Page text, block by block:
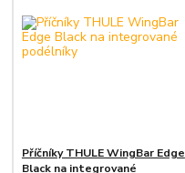
Příčníky THULE WingBar Edge
Black na integrované